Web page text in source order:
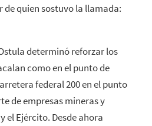
quien sostuvo la llamada:
determinó reforzar los
como en el punto de
federal 200 en el punto
de empresas mineras y
el Ejército. Desde ahora